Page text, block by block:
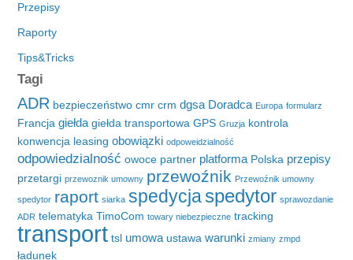
Przepisy
Raporty
Tips&Tricks
Tagi
ADR bezpieczeństwo cmr crm dgsa Doradca Europa formularz
Francja giełda giełda transportowa GPS Gruzja kontrola
konwencja leasing obowiązki odpoweidzialność
odpowiedzialność owoce partner platforma Polska przepisy
przetargi przewoznik umowny przewoźnik Przewoźnik umowny
spedytor raport siarka spedycjaspedytor sprawozdanie
ADR telematyka TimoCom towary niebezpieczne tracking
transport tsl umowa ustawa warunki zmiany zmpd
ładunek